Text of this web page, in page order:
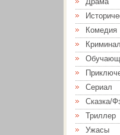
Комедия
Сериал
Сказка/
Триллер
Ужасы